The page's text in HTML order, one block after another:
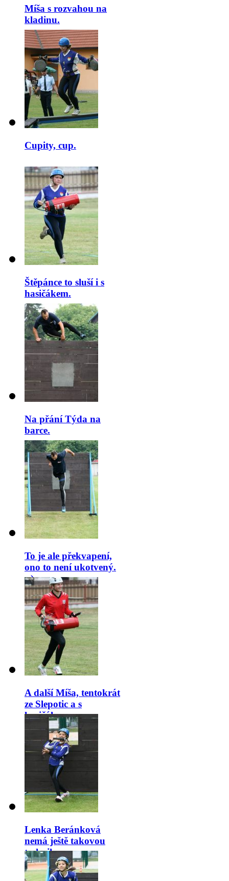
Míša s rozvahou na
kladinu.
Cupity, cup.
Štěpánce to sluší i s
hasičákem.
Na přání Týda na
barce.
To je ale překvapení,
ono to není ukotvený.
:-)
A další Míša, tentokrát
ze Slepotic a s
hasičákem.
Lenka Beránková
nemá ještě takovou
techniku, ...